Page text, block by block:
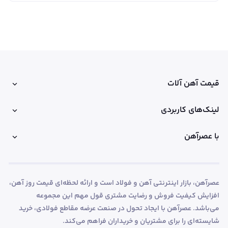
قیمت آهن آلات
لینک‌های کاربردی
با عصرآهن
عصرآهن، بازار اینترنتی آهن و فولاد است و ارائه لحظه‌ای قیمت روز آهن،
افزایش کیفیت فروش و رضایت مشتری قول مهم این مجموعه
می‌باشد. عصرآهن با ایجاد تحول در صنعت عرضه مقاطع فولادی، خرید
شایسته‌ای را برای مشتریان و خریداران فراهم می‌کند.